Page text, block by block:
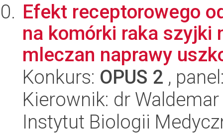
Efekt receptorowego
na komórki raka szyjki
mleczan naprawy
Konkurs: OPUS 2 ,
Kierownik: dr
Instytut Biologii